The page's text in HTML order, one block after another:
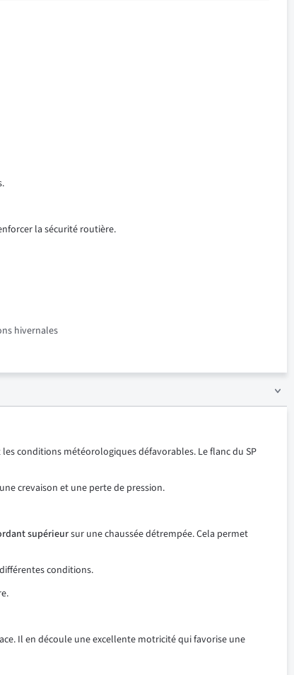
la sécurité routière.
hivernales
conditions météorologiques défavorables. Le flanc du SP
crevaison et une perte de pression.
supérieursur une chaussée détrempée. Cela permet
conditions.
Il en découle une excellente motricité qui favorise une